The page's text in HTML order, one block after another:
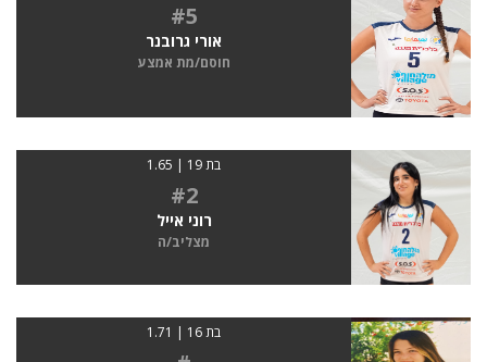
#5
אורי גרובנר
חוסם/מת אמצע
בת 19 | 1.65
#2
רוני אייל
מצליב/ה
בת 16 | 1.71